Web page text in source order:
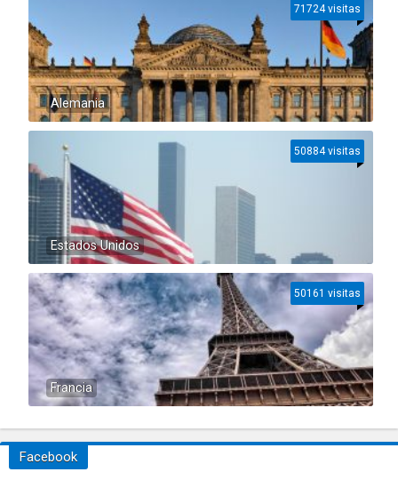
Alemania
71724 visitas
Estados Unidos
50884 visitas
Francia
50161 visitas
Facebook